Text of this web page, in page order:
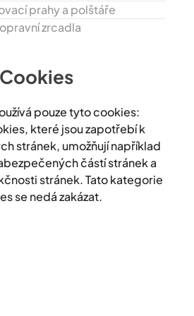
prahy a polštáře
zrcadla
Cookies
pouze tyto cookies:
které jsou zapotřebí k
stránek, umožňují například
částí stránek a
stránek. Tato kategorie
se nedá zakázat.